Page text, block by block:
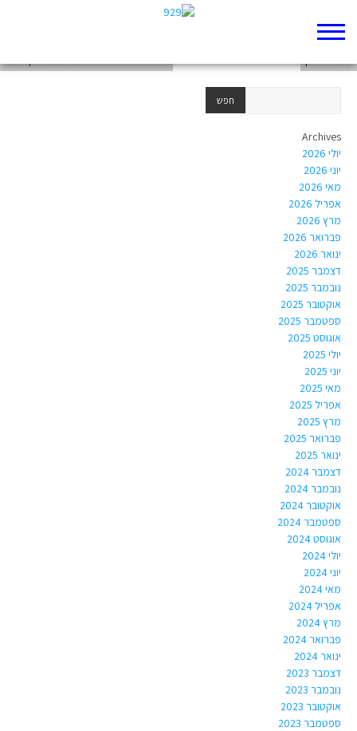
האם יש חיים לאחר המוות על פי קהלת?
Archives
יולי 2026
יוני 2026
מאי 2026
אפריל 2026
מרץ 2026
פברואר 2026
ינואר 2026
דצמבר 2025
נובמבר 2025
אוקטובר 2025
ספטמבר 2025
אוגוסט 2025
יולי 2025
יוני 2025
מאי 2025
אפריל 2025
מרץ 2025
פברואר 2025
ינואר 2025
דצמבר 2024
נובמבר 2024
אוקטובר 2024
ספטמבר 2024
אוגוסט 2024
יולי 2024
יוני 2024
מאי 2024
אפריל 2024
מרץ 2024
פברואר 2024
ינואר 2024
דצמבר 2023
נובמבר 2023
אוקטובר 2023
ספטמבר 2023